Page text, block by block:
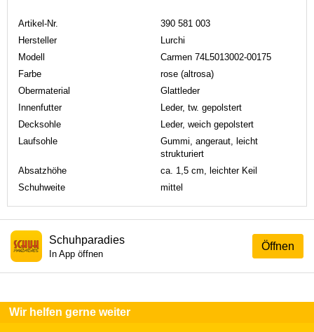
Artikel-Nr.
390 581 003
Hersteller
Lurchi
Modell
Carmen 74L5013002-00175
Farbe
rose (altrosa)
Obermaterial
Glattleder
Innenfutter
Leder, tw. gepolstert
Decksohle
Leder, weich gepolstert
Laufsohle
Gummi, angeraut, leicht
strukturiert
Absatzhöhe
ca. 1,5 cm, leichter Keil
Schuhweite
mittel
Öffnen
Schuhparadies
In App öffnen
Wir helfen gerne weiter